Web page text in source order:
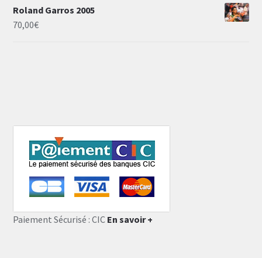
Roland Garros 2005
70,00€
Paiement Sécurisé : CIC En savoir +